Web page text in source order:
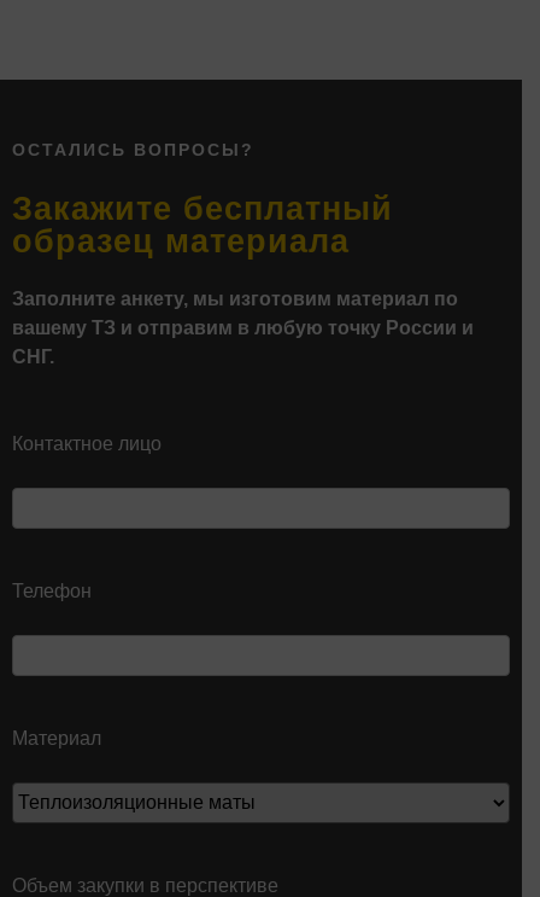
ОСТАЛИСЬ ВОПРОСЫ?
Закажите бесплатный
образец материала
Заполните анкету, мы изготовим материал по
вашему ТЗ и отправим в любую точку России и
СНГ.
Контактное лицо
Телефон
Материал
Объем закупки в перспективе